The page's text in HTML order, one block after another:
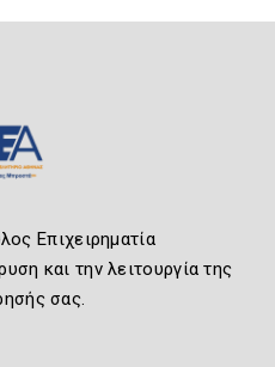
Επιχειρηματία
και την λειτουργία της
σας.